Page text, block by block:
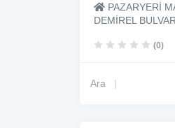
PAZARYERİ
DEMİREL
(0)
Ara